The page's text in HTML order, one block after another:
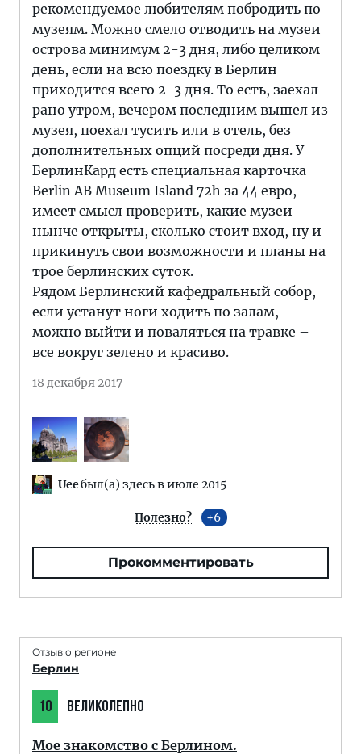
рекомендуемое любителям побродить по
музеям. Можно смело отводить на музеи
острова минимум 2-3 дня, либо целиком
день, если на всю поездку в Берлин
приходится всего 2-3 дня. То есть, заехал
рано утром, вечером последним вышел из
музея, поехал тусить или в отель, без
дополнительных опций посреди дня. У
БерлинКард есть специальная карточка
Berlin AB Museum Island 72h за 44 евро,
имеет смысл проверить, какие музеи
нынче открыты, сколько стоит вход, ну и
прикинуть свои возможности и планы на
трое берлинских суток.
Рядом Берлинский кафедральный собор,
если устанут ноги ходить по залам,
можно выйти и поваляться на травке –
все вокруг зелено и красиво.
18 декабря 2017
Ueeбыл(а) здесь в июле 2015
Полезно? 6
Прокомментировать
Отзыв о регионе
Берлин
10 ВЕЛИКОЛЕПНО
Мое знакомство с Берлином.